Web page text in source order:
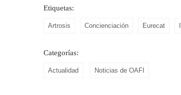
Etiquetas:
Artrosis Concienciación Eurecat
Categorías:
Actualidad Noticias de OAFI